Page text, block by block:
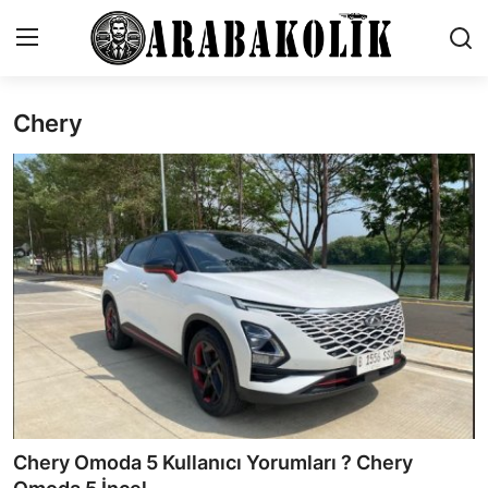
Genel
İletişim
Karşılaştırmalar
Testler
Markalar
Öneriler
Motosiklet
Paketler
Chery
Chery Omoda 5 Kullanıcı Yorumları ? Chery